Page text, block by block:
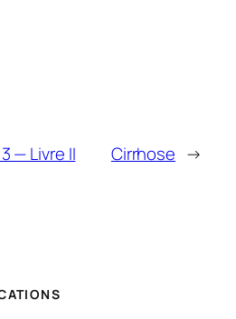
— Livre II Cirrhose →